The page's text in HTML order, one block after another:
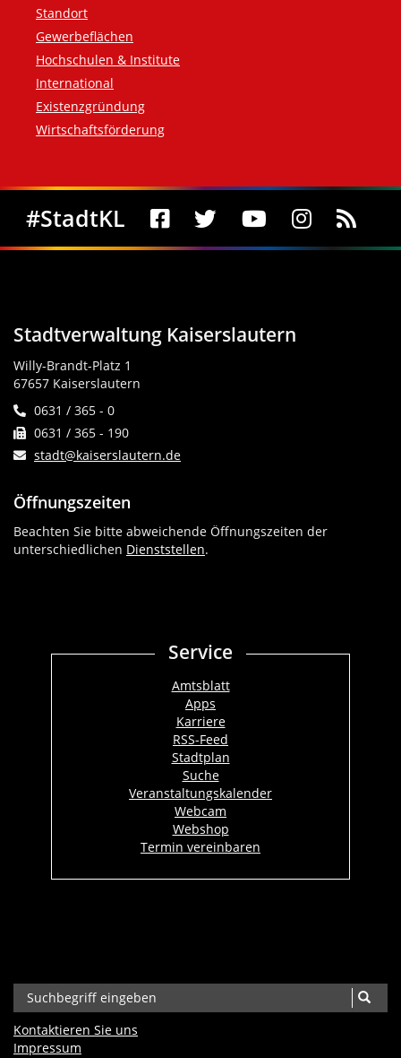
Standort
Gewerbeflächen
Hochschulen & Institute
International
Existenzgründung
Wirtschaftsförderung
Social Media
#StadtKL
Stadtverwaltung Kaiserslautern
Willy-Brandt-Platz 1
67657 Kaiserslautern
0631 / 365 - 0
0631 / 365 - 190
stadt@kaiserslautern.de
Öffnungszeiten
Beachten Sie bitte abweichende Öffnungszeiten der
unterschiedlichen Dienststellen.
Service
Amtsblatt
Apps
Karriere
RSS-Feed
Stadtplan
Suche
Veranstaltungskalender
Webcam
Webshop
Termin vereinbaren
Kontaktieren Sie uns
Impressum